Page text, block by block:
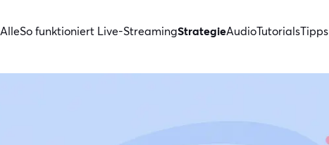
AlleSo funktioniert Live-StreamingStrategieAudioTutorialsTipps